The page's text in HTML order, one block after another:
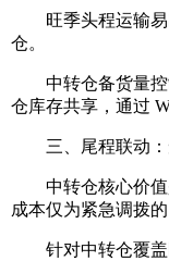
旺季头程运输易出
仓。
中转仓备货量控制
仓库存共享，通过
三、尾程联动：
中转仓核心价值是
成本仅为紧急调拨的
针对中转仓覆盖区